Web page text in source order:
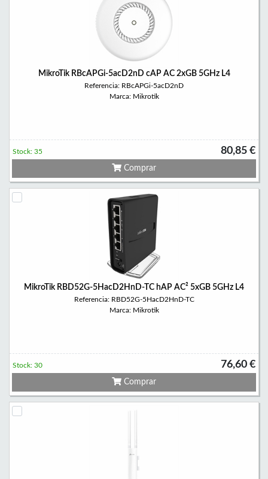
MikroTik RBcAPGi-5acD2nD cAP AC 2xGB 5GHz L4
Referencia: RBcAPGi-5acD2nD
Marca: Mikrotik
80,85 €
Stock: 35
Comprar
MikroTik RBD52G-5HacD2HnD-TC hAP AC² 5xGB 5GHz L4
Referencia: RBD52G-5HacD2HnD-TC
Marca: Mikrotik
76,60 €
Stock: 30
Comprar